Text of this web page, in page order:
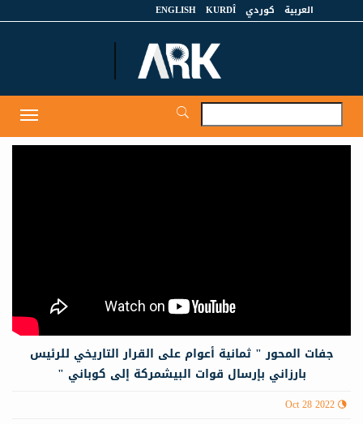
العربية كوردي KURDÎ
ENGLISH
جفات المحور " ثمانية أعوام على القرار التاريخي للرئيس
بارزاني بإرسال قوات البيشمركة إلى كوباني "
Oct 28 2022